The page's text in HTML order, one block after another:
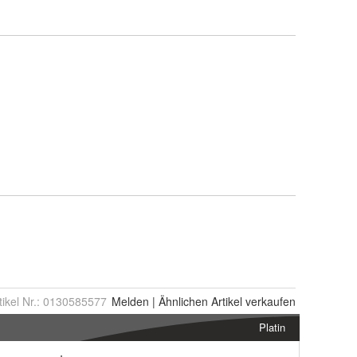
Nr.: 0130585577 Melden | Ähnlichen Artikel verkaufen
Platin